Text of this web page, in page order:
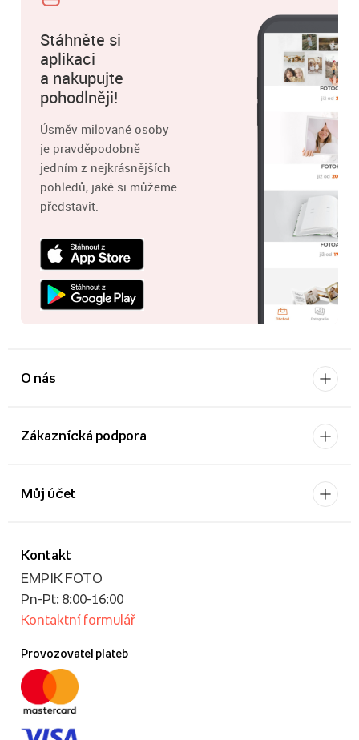
Stáhněte si
aplikaci
a nakupujte
pohodlněji!
Úsměv milované osoby
je pravděpodobně
jedním z nejkrásnějších
pohledů, jaké si můžeme
představit.
O nás
Zákaznícká podpora
Kontakt
EMPIK FOTO
Pn-Pt: 8:00-16:00
Kontaktní formulář
Provozovatel plateb
Můj účet